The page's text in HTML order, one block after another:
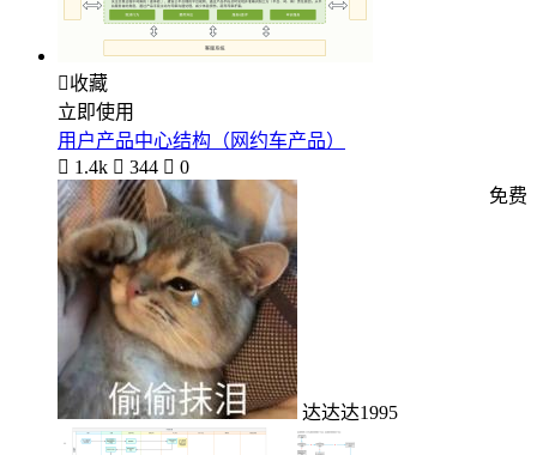
收藏
立即使用
用户产品中心结构（网约车产品）
 1.4k  344  0
达达达1995
免费